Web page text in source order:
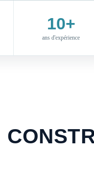
10+
ans d'expérience